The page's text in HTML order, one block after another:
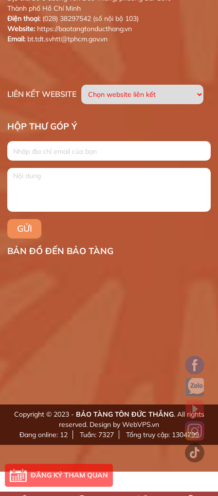
Thành phố Hồ Chí Minh
Điện thoại: (028) 38297542 (số nội bộ 103)
Website: https://baotangtonducthang.vn
Email: bt.tdt.svhtt@tphcm.gov.vn
LIÊN KẾT WEBSITE
HỘP THƯ GÓP Ý
BẢN ĐỒ ĐẾN BẢO TÀNG
Copyright © 2023 - BẢO TÀNG TÔN ĐỨC THẮNG. All rights
reserved. Design by WebVPS.vn
Đang online: 12
Tuần: 7327 Tổng truy cập: 1304799
ĐĂNG KÝ THAM QUAN